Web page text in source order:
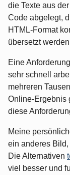
die Texte aus
Code abgelegt,
HTML-Format
übersetzt
Eine
sehr schnell
mehreren
Online-Ergebnis
diese
Meine
ein anderes
Die Alternativen
viel besser und